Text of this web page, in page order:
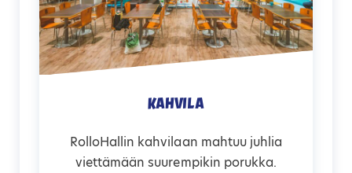
Kahvila
RolloHallin kahvilaan mahtuu juhlia
viettämään suurempikin porukka.